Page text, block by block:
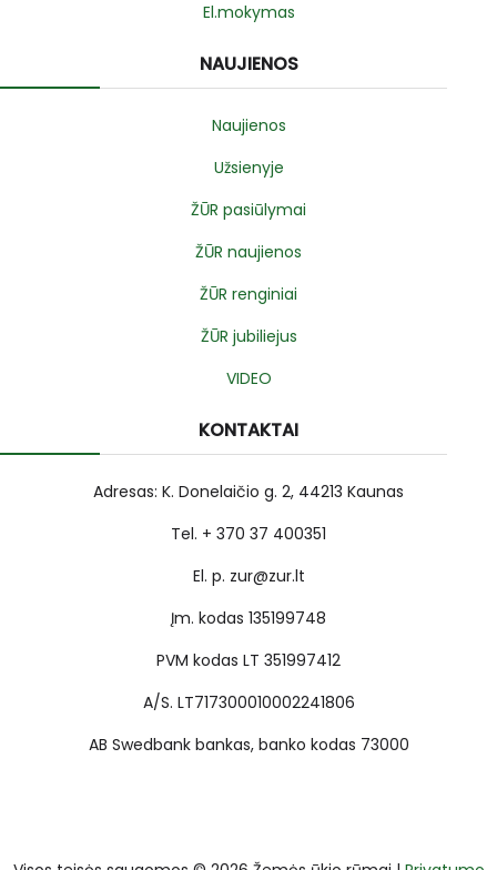
El.mokymas
NAUJIENOS
Naujienos
Užsienyje
ŽŪR pasiūlymai
ŽŪR naujienos
ŽŪR renginiai
ŽŪR jubiliejus
VIDEO
KONTAKTAI
Adresas: K. Donelaičio g. 2, 44213 Kaunas
Tel. + 370 37 400351
El. p. zur@zur.lt
Įm. kodas 135199748
PVM kodas LT 351997412
A/S. LT717300010002241806
AB Swedbank bankas, banko kodas 73000